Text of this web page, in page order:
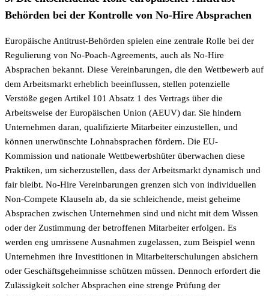
Behörden bei der Kontrolle von No-Hire Absprachen
Europäische Antitrust-Behörden spielen eine zentrale Rolle bei der
Regulierung von No-Poach-Agreements, auch als No-Hire
Absprachen bekannt. Diese Vereinbarungen, die den Wettbewerb auf
dem Arbeitsmarkt erheblich beeinflussen, stellen potenzielle
Verstöße gegen Artikel 101 Absatz 1 des Vertrags über die
Arbeitsweise der Europäischen Union (AEUV) dar. Sie hindern
Unternehmen daran, qualifizierte Mitarbeiter einzustellen, und
können unerwünschte Lohnabsprachen fördern. Die EU-
Kommission und nationale Wettbewerbshüter überwachen diese
Praktiken, um sicherzustellen, dass der Arbeitsmarkt dynamisch und
fair bleibt. No-Hire Vereinbarungen grenzen sich von individuellen
Non-Compete Klauseln ab, da sie schleichende, meist geheime
Absprachen zwischen Unternehmen sind und nicht mit dem Wissen
oder der Zustimmung der betroffenen Mitarbeiter erfolgen. Es
werden eng umrissene Ausnahmen zugelassen, zum Beispiel wenn
Unternehmen ihre Investitionen in Mitarbeiterschulungen absichern
oder Geschäftsgeheimnisse schützen müssen. Dennoch erfordert die
Zulässigkeit solcher Absprachen eine strenge Prüfung der